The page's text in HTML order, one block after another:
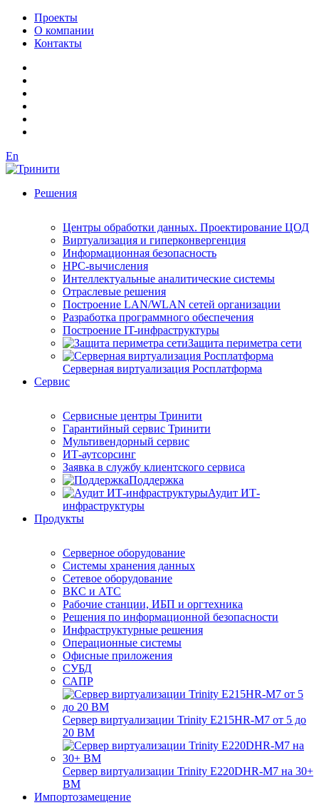
Проекты
О компании
Контакты
En
Решения
Центры обработки данных. Проектирование ЦОД
Виртуализация и гиперконвергенция
Информационная безопасность
HPC-вычисления
Интеллектуальные аналитические системы
Отраслевые решения
Построение LAN/WLAN сетей организации
Разработка программного обеспечения
Построение IT-инфраструктуры
Защита периметра сети
Серверная виртуализация Росплатформа
Сервис
Сервисные центры Тринити
Гарантийный сервис Тринити
Мультивендорный сервис
ИТ-аутсорсинг
Заявка в службу клиентского сервиса
Поддержка
Аудит ИТ-
инфраструктуры
Продукты
Серверное оборудование
Системы хранения данных
Сетевое оборудование
ВКС и АТС
Рабочие станции, ИБП и оргтехника
Решения по информационной безопасности
Инфраструктурные решения
Операционные системы
Офисные приложения
СУБД
САПР
Сервер виртуализации Trinity E215HR-M7 от 5 до
20 ВМ
Сервер виртуализации Trinity E220DHR-M7 на 30+
ВМ
Импортозамещение